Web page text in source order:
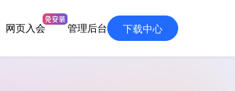
网页入会 管理后台 下载中心